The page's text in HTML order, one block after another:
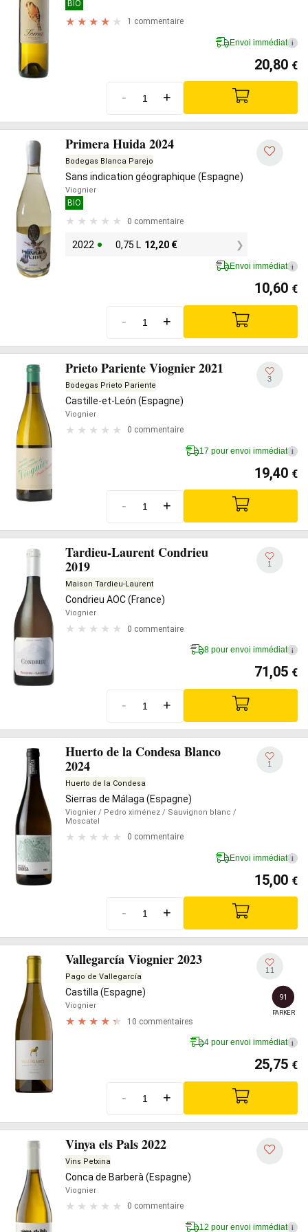
BIO
1 commentaire
Envoi immédiat i
20,80 €
- +
Primera Huida 2024
Bodegas Blanca Parejo
Sans indication géographique (Espagne)
Viognier
BIO
0 commentaire
2022 0,75 L 12,20 €
Envoi immédiat i
10,60 €
- +
Prieto Pariente Viognier 2021
Bodegas Prieto Pariente
Castille-et-León (Espagne)
Viognier
0 commentaire
3
17 pour envoi immédiat i
19,40 €
- +
Tardieu-Laurent Condrieu
2019
Maison Tardieu-Laurent
Condrieu AOC (France)
Viognier
0 commentaire
1
8 pour envoi immédiat i
71,05 €
- +
Huerto de la Condesa Blanco
2024
Huerto de la Condesa
Sierras de Málaga (Espagne)
Viognier / Pedro ximénez / Sauvignon blanc /
Moscatel
0 commentaire
1
Envoi immédiat i
15,00 €
- +
Vallegarcía Viognier 2023
Pago de Vallegarcía
Castilla (Espagne)
Viognier
10 commentaires
11
91
PARKER
4 pour envoi immédiat i
25,75 €
- +
Vinya els Pals 2022
Vins Petxina
Conca de Barberà (Espagne)
Viognier
0 commentaire
12 pour envoi immédiat i